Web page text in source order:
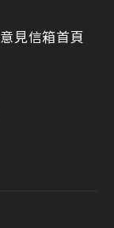
意見信箱首頁